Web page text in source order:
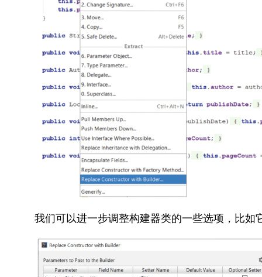
我们可以进一步调整构建器类的一些选项，比如